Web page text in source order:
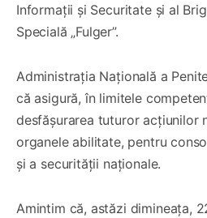
Informații și Securitate și al
Specială „Fulger”.
Administrația Națională a
că asigură, în limitele
desfășurarea tuturor acțiunilor
organele abilitate, pentru
și a securității naționale.
Amintim că, astăzi dimineața,